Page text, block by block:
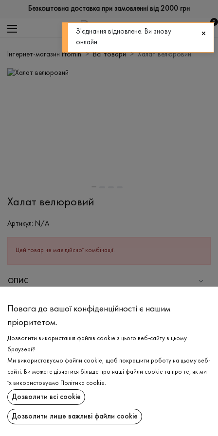
Безкоштовна доставка при замовленні від 2000 грн
0
Інтернет-магазин Promin Всі товари Халат велюровий
Халат велюровий
Артикул: N/A
Цей товар не має дійсної комбінації.
ОПИС
Бавовна - 80%, Поліестер - 20%
Прання в холодній воді (до 30 ° C)
Відбілювання заборонено
Прасувати при низькій температурі
Не можна віджимати і сушити в пральній машині
ДОСТАВКА
ПОВЕРНЕННЯ
Повага до вашої конфіденційності є нашим
пріоритетом.
Дозволити використання файлів cookie з цього веб-сайту в цьому
браузері?
Ми використовуємо файли cookie, щоб покращити роботу на цьому веб-
сайті. Ви можете дізнатися більше про наші файли cookie та про те, як ми
їх використовуємо
Політика cookie.
Дозволити всі cookie
Дозволити лише важливі файли cookie
З'єднання відновлене. Ви знову
онлайн.